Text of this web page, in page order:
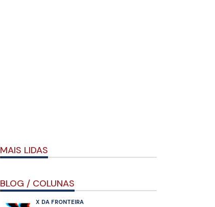
MAIS LIDAS
BLOG / COLUNAS
X DA FRONTEIRA